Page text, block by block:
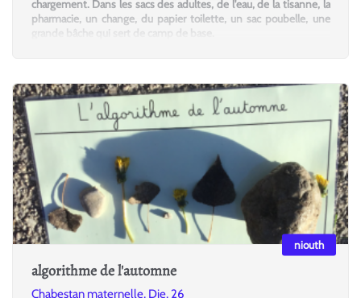
chargement. Dans les sacs des adultes, de l'eau, de la tisanne, la
pharmacie, un change, du papier toilette, un sac poubelle, une
grande bâche qui sert de camp de base.
algorithme de l'automne
Chabestan maternelle, Die, 26
niouth